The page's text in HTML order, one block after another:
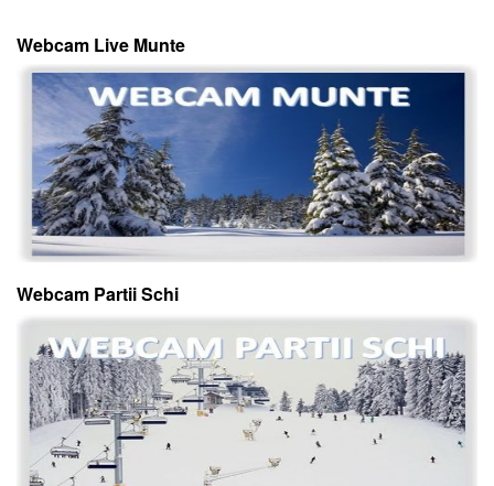
Webcam Live Munte
Webcam Partii Schi